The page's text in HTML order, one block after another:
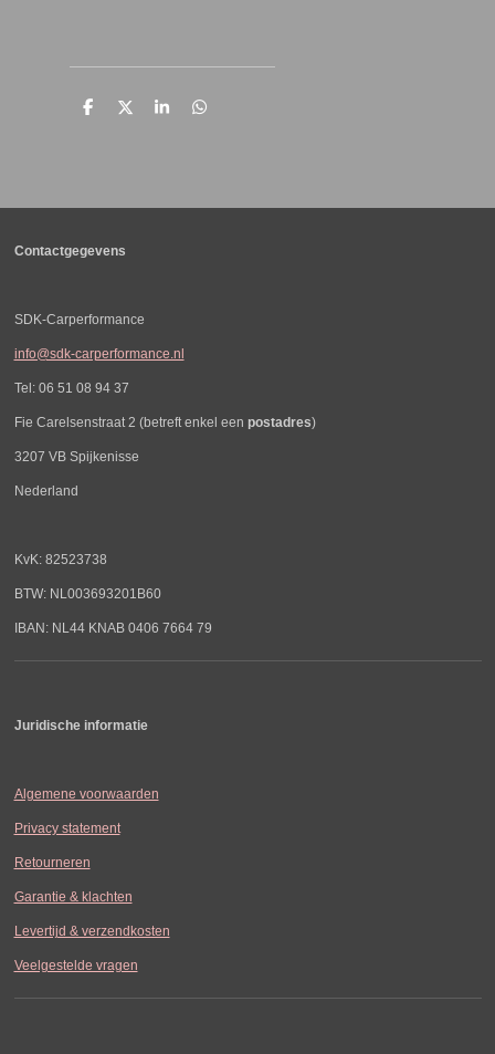
D
D
S
D
Contactgegevens
SDK-Carperformance
info@sdk-carperformance.nl
Tel: 06 51 08 94 37
Fie Carelsenstraat 2 (betreft enkel een postadres)
3207 VB Spijkenisse
Nederland
KvK: 82523738
BTW: NL003693201B60
IBAN: NL44 KNAB 0406 7664 79
Juridische informatie
Algemene voorwaarden
Privacy statement
Retourneren
Garantie & klachten
Levertijd & verzendkosten
Veelgestelde vragen